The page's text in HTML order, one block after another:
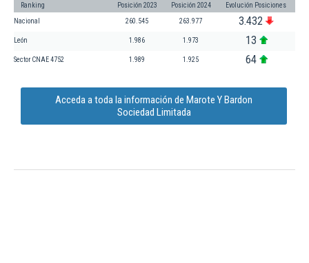
Ranking Posición 2023 Posición 2024 Evolución Posiciones
Nacional 260.545 263.977 3.432
León 1.986 1.973 13
Sector CNAE 4752 1.989 1.925 64
Acceda a toda la información de Marote Y Bardon
Sociedad Limitada